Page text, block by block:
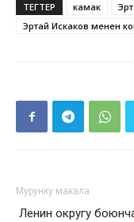
ТЕГТЕР камак
Эртай Искаков менен
Мурунку макала
Ленин округу